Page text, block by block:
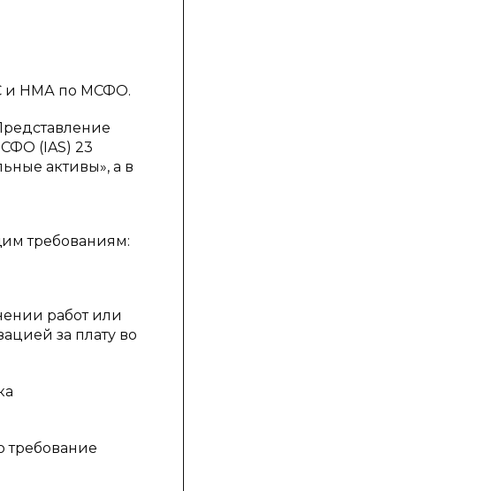
и НМА по МСФО.
(IAS) 23
активы», а в
требованиям:
работ или
за плату во